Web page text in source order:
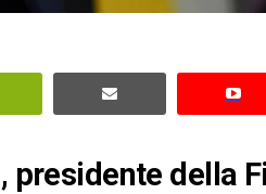
presidente della